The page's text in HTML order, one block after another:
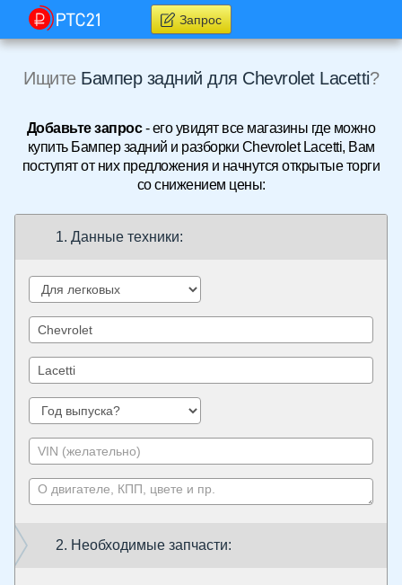
Запрос
Ищите Бампер задний для Chevrolet Lacetti?
Добавьте запрос- его увидят все магазины где можно
купить Бампер задний и разборки Chevrolet Lacetti, Вам
поступят от них предложения и начнутся открытые торги
со снижением цены:
1. Данные техники:
2. Необходимые запчасти: